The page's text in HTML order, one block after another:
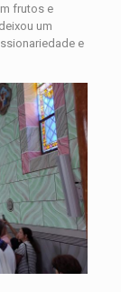
frutos e
um
e